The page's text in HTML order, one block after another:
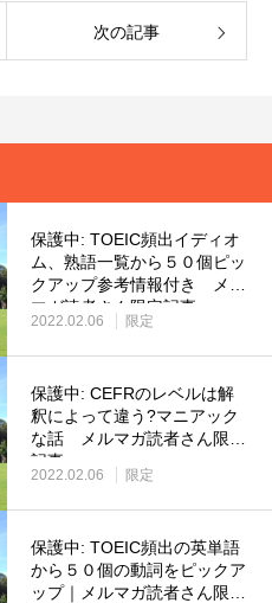
次の記事
保護中: TOEIC頻出イディオ
ム、熟語一覧から５０個ピッ
クアップ参考情報付き メル
マガ読者さん限定記事
2022.02.06 限定
保護中: CEFRのレベルは解
釈によって違う?マニアック
な話 メルマガ読者さん限定
記事
2022.02.06 限定
保護中: TOEIC頻出の英単語
から５０個の動詞をピックア
ップ｜メルマガ読者さん限定